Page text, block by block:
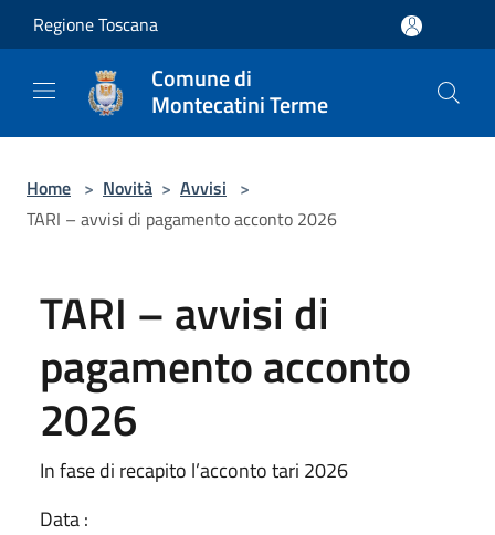
Salta al contenuto principale
Regione Toscana
Comune di
Montecatini Terme
Home > Novità > Avvisi >
TARI – avvisi di pagamento acconto 2026
TARI – avvisi di
pagamento acconto
2026
In fase di recapito l’acconto tari 2026
Data :